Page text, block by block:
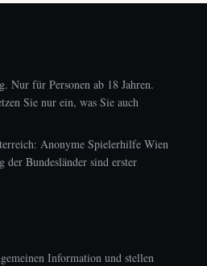
Nur für Personen ab 18 Jahren.
Sie nur ein, was Sie auch
Anonyme Spielerhilfe Wien
der Bundesländer sind erster
Information und stellen